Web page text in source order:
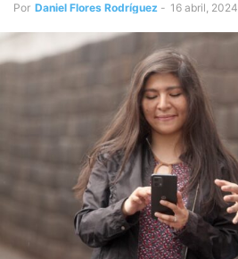
Por Daniel Flores Rodríguez - 16 abril, 2024